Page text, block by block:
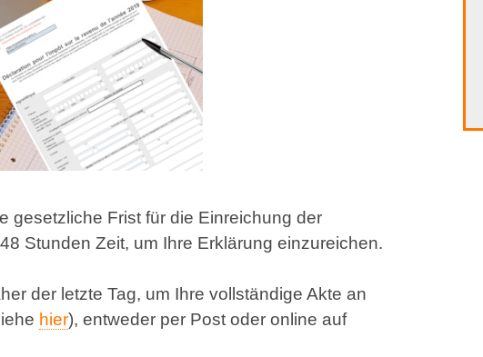
gesetzliche Frist für die Einreichung der
Stunden Zeit, um Ihre Erklärung einzureichen.
der letzte Tag, um Ihre vollständige Akte an
hier), entweder per Post oder online auf